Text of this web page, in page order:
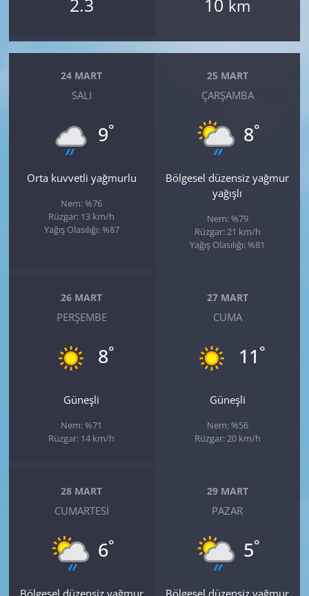
2.3 10 km
24 MART
SALI
9°
Orta kuvvetli yağmurlu
Nem: %76
Rüzgar: 13 km/h
Yağış Olasılığı: %87
25 MART
ÇARŞAMBA
8°
Bölgesel düzensiz yağmur
yağışlı
Nem: %79
Rüzgar: 21 km/h
Yağış Olasılığı: %81
26 MART
PERŞEMBE
8°
Güneşli
Nem: %71
Rüzgar: 14 km/h
27 MART
CUMA
11 °
Güneşli
Nem: %56
Rüzgar: 20 km/h
28 MART
CUMARTESI
6°
Bölgesel düzensiz yağmur
29 MART
PAZAR
5°
Bölgesel düzensiz yağmur